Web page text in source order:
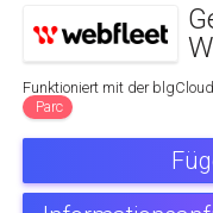
Funktioniert mit der
Parc